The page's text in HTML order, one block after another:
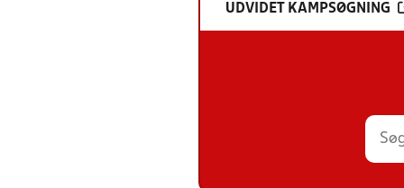
UDVIDET KAMPSØGNING